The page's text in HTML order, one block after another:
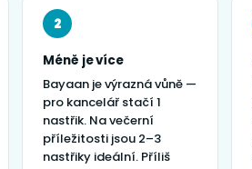
2
Méně je více
Bayaan je výrazná vůně —
pro kancelář stačí 1
nastřik. Na večerní
příležitosti jsou 2–3
nastřiky ideální. Příliš